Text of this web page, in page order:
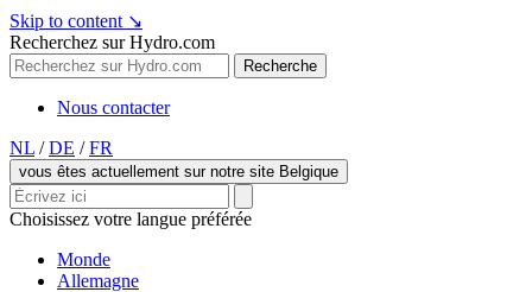
Skip to content ↘
Recherchez sur Hydro.com
Recherche
Nous contacter
NL / DE / FR
vous êtes actuellement sur notre site Belgique
Choisissez votre langue préférée
Monde
Allemagne